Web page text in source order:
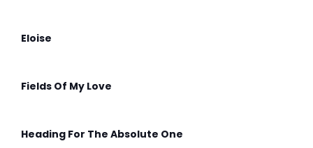
Eloise
Fields Of My Love
Heading For The Absolute One